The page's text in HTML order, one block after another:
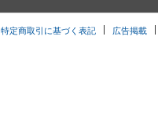
特定商取引に基づく表記 広告掲載